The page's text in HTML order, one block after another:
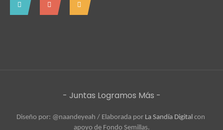
- Juntas Logramos Más -
Diseño por: @naandeyeah / Elaborada por La Sandía Digital con
apoyo de Fondo Semillas.